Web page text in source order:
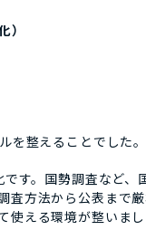
）
を整えることでした
です。国勢調査など、
査方法から公表まで
使える環境が整いま